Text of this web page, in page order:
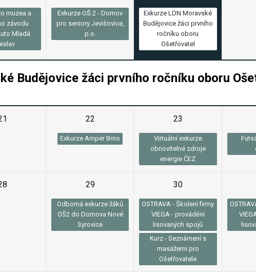
muzea a
závodu
Mladá
Exkurze OŠ 2 - Domov
pro seniory Jevišovice,
p.o.
Exkurze LDN Moravské
Budějovice žáci prvního
ročníku oboru
Ošetřovatel
Budějovice žáci prvního ročníku oboru
22
Exkurze Ampér Brno
23
Virtuální exkurze
obnovitelné zdroje
energie ČEZ
29
Odborná exkurze žáků
OŠ2 do Domova Nové
Syrovice
30
OSTRAVA - Školení firmy
VIEGA - provádění
lisovaných spojů
Kurz - Seznámení s
masážemi pro
Ošetřovatele